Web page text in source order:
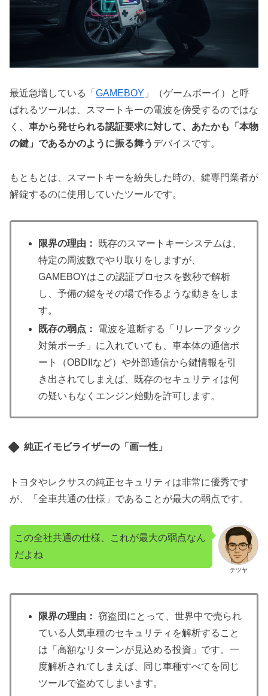
最近急増している「 GAMEBOY 」（ゲームボーイ）と呼
ばれるツールは、スマートキーの電波を傍受するのではな
く、 車から発せられる認証要求に対して、あたかも「本物
の鍵」であるかのように振る舞う デバイスです。
もともとは、スマートキーを紛失した時の、鍵専門業者が
解錠するのに使用していたツールです。
限界の理由：
既存のスマートキーシステムは、
特定の周波数でやり取りをしますが、
GAMEBOYはこの認証プロセスを数秒で解析
し、予備の鍵をその場で作るような動きをしま
す。
既存の弱点：
電波を遮断する「リレーアタック
対策ポーチ」に入れていても、車本体の通信ポ
ート（OBDIIなど）や外部通信から鍵情報を引
き出されてしまえば、既存のセキュリティは何
の疑いもなくエンジン始動を許可します。
純正イモビライザーの「画一性」
トヨタやレクサスの純正セキュリティは非常に優秀です
が、「全車共通の仕様」であることが最大の弱点です。
テツヤ
この全社共通の仕様、これが最大の弱点なん
だよね
限界の理由： 窃盗団にとって、世界中で売られ
ている人気車種のセキュリティを解析すること
は「高額なリターンが見込める投資」です。一
度解析されてしまえば、同じ車種すべてを同じ
ツールで盗めてしまいます。